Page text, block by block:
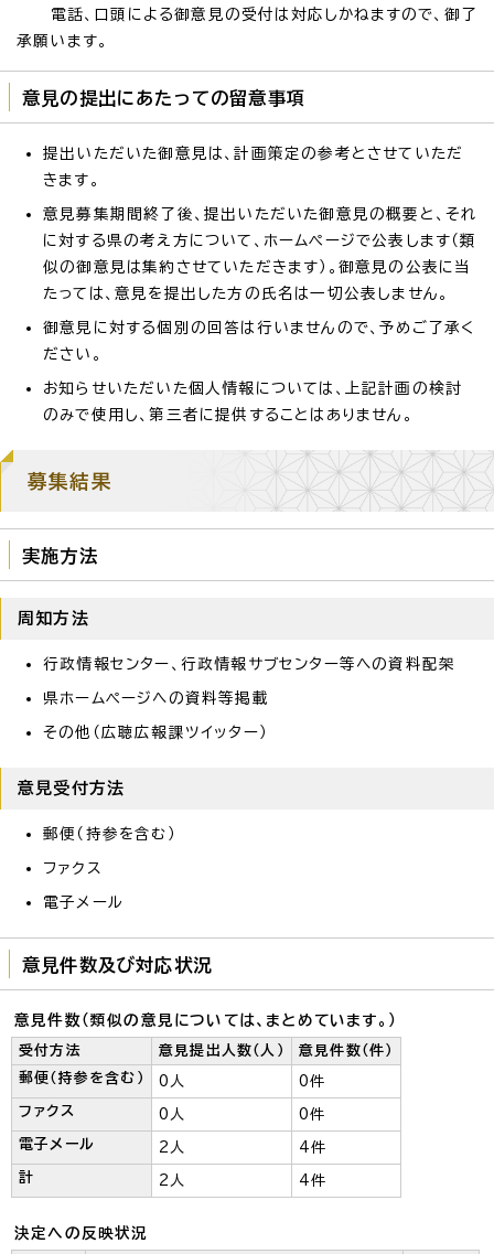
電話、口頭による御意見の受付は対応しかねますので、御了
承願います。
意見の提出にあたっての留意事項
提出いただいた御意見は、計画策定の参考とさせていただ
きます。
意見募集期間終了後、提出いただいた御意見の概要と、それ
に対する県の考え方について、ホームページで公表します（類
似の御意見は集約させていただきます）。御意見の公表に当
たっては、意見を提出した方の氏名は一切公表しません。
御意見に対する個別の回答は行いませんので、予めご了承く
ださい。
お知らせいただいた個人情報については、上記計画の検討
のみで使用し、第三者に提供することはありません。
募集結果
実施方法
周知方法
行政情報センター、行政情報サブセンター等への資料配架
県ホームページへの資料等掲載
その他（広聴広報課ツイッター）
意見受付方法
郵便（持参を含む）
ファクス
電子メール
意見件数及び対応状況
意見件数（類似の意見については、まとめています。）
受付方法 意見提出人数（人）
意見件数（件）
郵便（持参を含む）
0人 0件
ファクス 0人 0件
電子メール 2人 4件
計 2人 4件
決定への反映状況